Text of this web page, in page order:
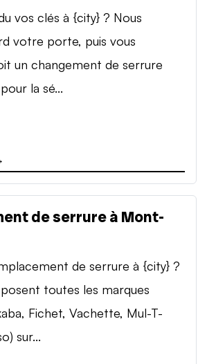
vos clés à {city} ? Nous
votre porte, puis vous
un changement de serrure
la sé...
de serrure à Mont-
de serrure à {city} ?
toutes les marques
Fichet, Vachette, Mul-T-
sur...